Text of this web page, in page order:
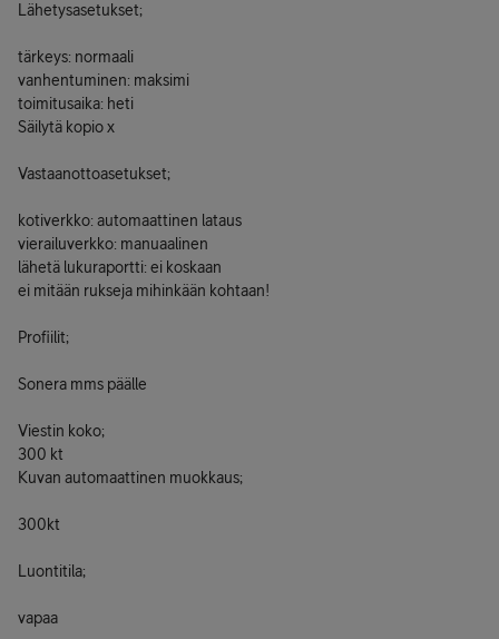
Lähetysasetukset;
tärkeys: normaali
vanhentuminen: maksimi
toimitusaika: heti
Säilytä kopio x
Vastaanottoasetukset;
kotiverkko: automaattinen lataus
vierailuverkko: manuaalinen
lähetä lukuraportti: ei koskaan
ei mitään rukseja mihinkään kohtaan!
Profiilit;
Sonera mms päälle
Viestin koko;
300 kt
Kuvan automaattinen muokkaus;
300kt
Luontitila;
vapaa